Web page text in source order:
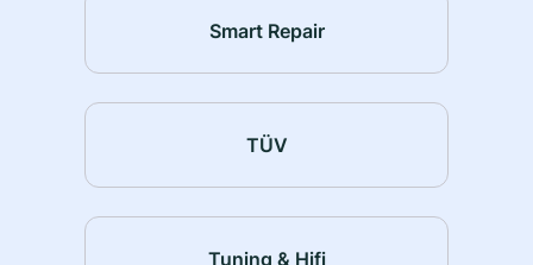
Smart Repair
TÜV
Tuning & Hifi